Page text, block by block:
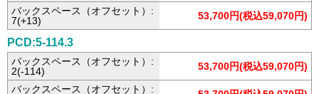
バックスペース（オフセット）:
7(+13)
53,700円(税込59,070円)
PCD:5-114.3
バックスペース（オフセット）:
2(-114)
53,700円(税込59,070円)
バックスペース（オフセット）: